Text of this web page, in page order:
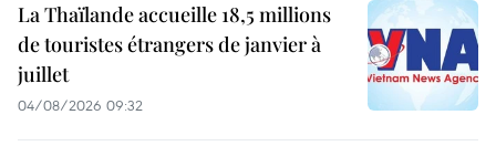
La Thaïlande accueille 18,5 millions
de touristes étrangers de janvier à
juillet
04/08/2026 09:32